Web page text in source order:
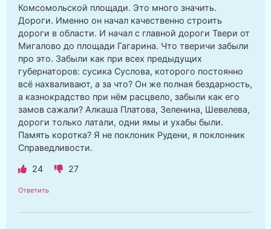
Комсомольской площади. Это много значить.
Дороги. Именно он начал качественно строить
дороги в области. И начал с главной дороги Твери от
Мигалово до площади Гагарина. Что тверичи забыли
про это. Забыли как при всех предыдущих
губернаторов: сусика Суслова, которого постоянно
всё нахваливают, а за что? Он же полная бездарность,
а казнокрадство при нём расцвело, забыли как его
замов сажали? Алкаша Платова, Зеленина, Шевелева,
дороги только латали, одни ямы и ухабы были.
Память коротка? Я не поклоник Рудени, я поклонник
Справедливости.
24 27
Ответить